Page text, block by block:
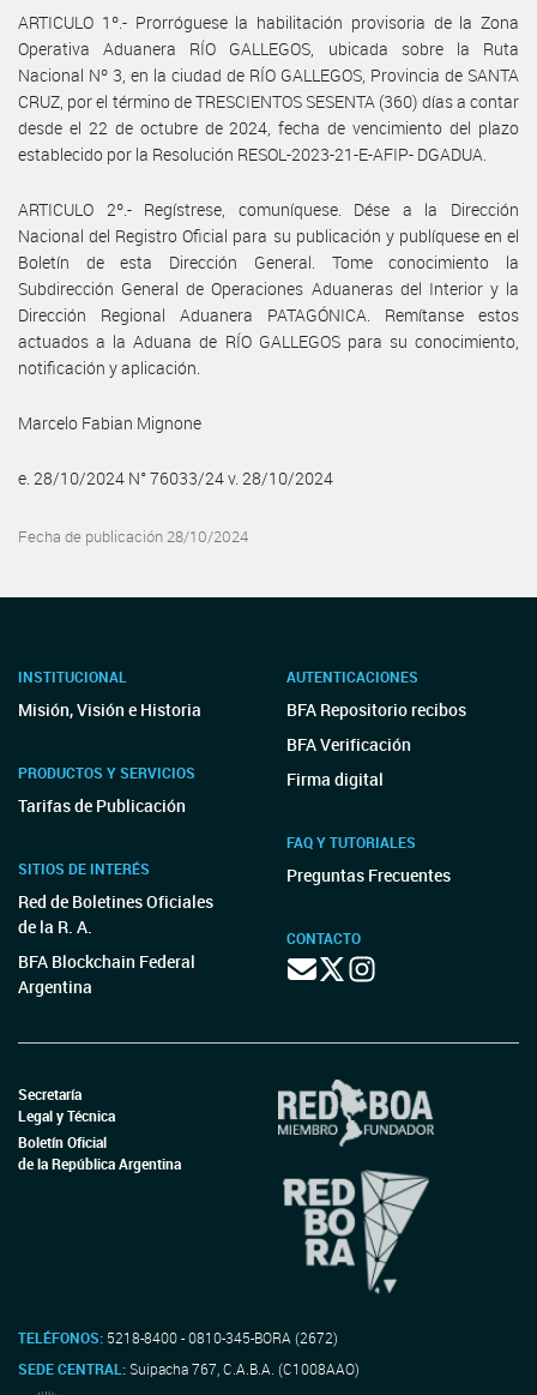
ARTICULO 1º.- Prorróguese la habilitación provisoria de la Zona
Operativa Aduanera RÍO GALLEGOS, ubicada sobre la Ruta
Nacional Nº 3, en la ciudad de RÍO GALLEGOS, Provincia de SANTA
CRUZ, por el término de TRESCIENTOS SESENTA (360) días a contar
desde el 22 de octubre de 2024, fecha de vencimiento del plazo
establecido por la Resolución RESOL-2023-21-E-AFIP- DGADUA.
ARTICULO 2º.- Regístrese, comuníquese. Dése a la Dirección
Nacional del Registro Oficial para su publicación y publíquese en el
Boletín de esta Dirección General. Tome conocimiento la
Subdirección General de Operaciones Aduaneras del Interior y la
Dirección Regional Aduanera PATAGÓNICA. Remítanse estos
actuados a la Aduana de RÍO GALLEGOS para su conocimiento,
notificación y aplicación.
Marcelo Fabian Mignone
e. 28/10/2024 N° 76033/24 v. 28/10/2024
Fecha de publicación 28/10/2024
INSTITUCIONAL
Misión, Visión e Historia
PRODUCTOS Y SERVICIOS
Tarifas de Publicación
SITIOS DE INTERÉS
Red de Boletines Oficiales
de la R. A.
BFA Blockchain Federal
Argentina
AUTENTICACIONES
BFA Repositorio recibos
BFA Verificación
Firma digital
FAQ Y TUTORIALES
Preguntas Frecuentes
CONTACTO
Secretaría
Legal y Técnica
Boletín Oficial
de la República Argentina
TELÉFONOS: 5218-8400 - 0810-345-BORA (2672)
SEDE CENTRAL:Suipacha 767, C.A.B.A. (C1008AAO)